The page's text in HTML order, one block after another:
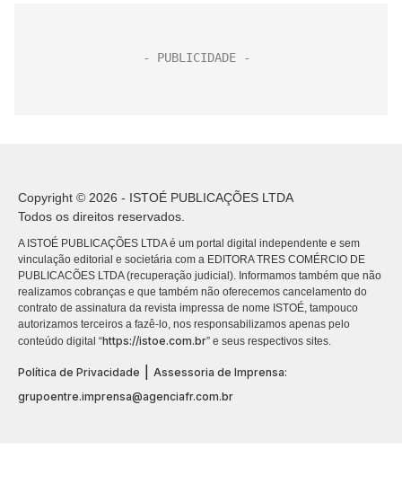
Copyright © 2026 - ISTOÉ PUBLICAÇÕES LTDA
Todos os direitos reservados.
A ISTOÉ PUBLICAÇÕES LTDA é um portal digital independente e sem
vinculação editorial e societária com a EDITORA TRES COMÉRCIO DE
PUBLICACÕES LTDA (recuperação judicial). Informamos também que não
realizamos cobranças e que também não oferecemos cancelamento do
contrato de assinatura da revista impressa de nome ISTOÉ, tampouco
autorizamos terceiros a fazê-lo, nos responsabilizamos apenas pelo
conteúdo digital “https://istoe.com.br” e seus respectivos sites.
Política de Privacidade
Assessoria de Imprensa:
grupoentre.imprensa@agenciafr.com.br